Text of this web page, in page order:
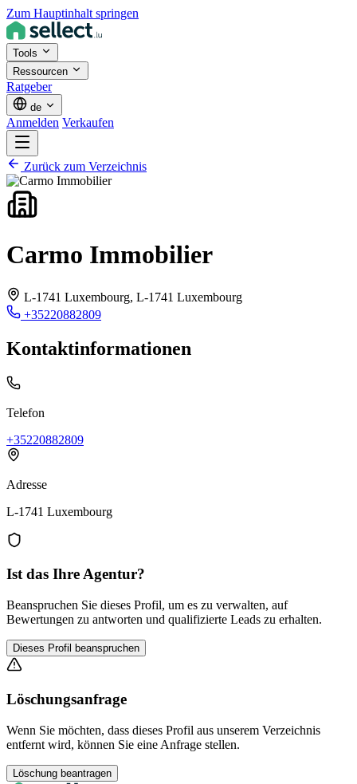
Zum Hauptinhalt springen
Tools
Ressourcen
Ratgeber
de
Anmelden Verkaufen
Zurück zum Verzeichnis
Carmo Immobilier
L-1741 Luxembourg, L-1741 Luxembourg
+35220882809
Kontaktinformationen
Telefon
+35220882809
Adresse
L-1741 Luxembourg
Ist das Ihre Agentur?
Beanspruchen Sie dieses Profil, um es zu verwalten, auf
Bewertungen zu antworten und qualifizierte Leads zu erhalten.
Dieses Profil beanspruchen
Löschungsanfrage
Wenn Sie möchten, dass dieses Profil aus unserem Verzeichnis
entfernt wird, können Sie eine Anfrage stellen.
Löschung beantragen